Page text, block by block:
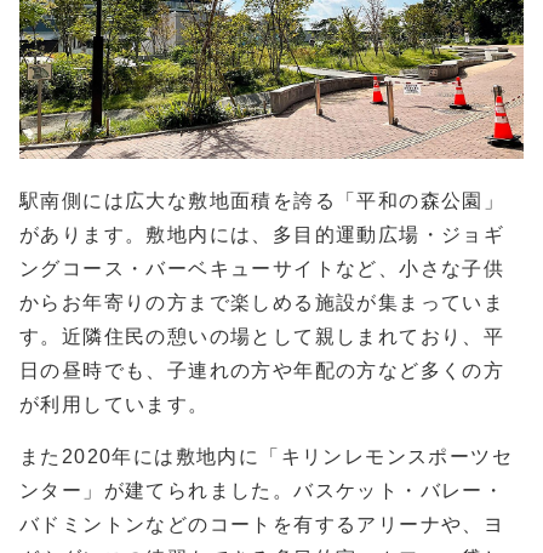
駅南側には広大な敷地面積を誇る「平和の森公園」
があります。敷地内には、多目的運動広場・ジョギ
ングコース・バーベキューサイトなど、小さな子供
からお年寄りの方まで楽しめる施設が集まっていま
す。近隣住民の憩いの場として親しまれており、平
日の昼時でも、子連れの方や年配の方など多くの方
が利用しています。
また2020年には敷地内に「キリンレモンスポーツセ
ンター」が建てられました。バスケット・バレー・
バドミントンなどのコートを有するアリーナや、ヨ